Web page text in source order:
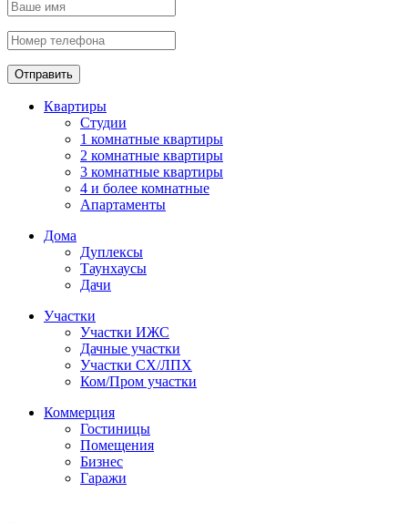
Отправить
Квартиры
Студии
1 комнатные квартиры
2 комнатные квартиры
3 комнатные квартиры
4 и более комнатные
Апартаменты
Дома
Дуплексы
Таунхаусы
Дачи
Участки
Участки ИЖС
Дачные участки
Участки СХ/ЛПХ
Ком/Пром участки
Коммерция
Гостиницы
Помещения
Бизнес
Гаражи